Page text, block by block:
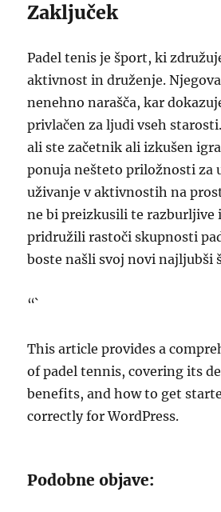
Zaključek
Padel tenis je šport, ki
aktivnost in druženje.
nenehno narašča, kar
privlačen za ljudi vseh
ali ste začetnik ali izkušen
ponuja nešteto priložnosti za
uživanje v aktivnostih na
ne bi preizkusili te razburljive
pridružili rastoči skupnosti
boste našli svoj novi najljubši
“`
This article provides a
of padel tennis, covering its
benefits, and how to get
correctly for WordPress.
Podobne objave: